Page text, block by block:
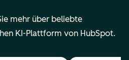
mehr über beliebte
KI-Plattform von HubSpot.